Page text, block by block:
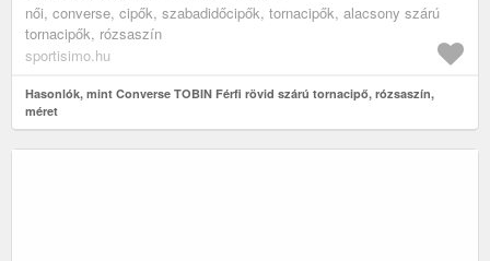
női, converse, cipők, szabadidőcipők, tornacipők, alacsony szárú
tornacipők, rózsaszín
sportisimo.hu
Hasonlók, mint Converse TOBIN Férfi rövid szárú tornacipő, rózsaszín,
méret